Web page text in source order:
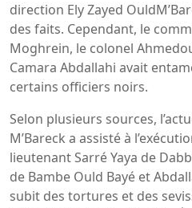
direction Ely Zayed
des faits. Cependant, le
Moghrein, le colonel
Camara Abdallahi avait
certains officiers noirs.
Selon plusieurs sources,
M’Bareck a assisté à
lieutenant Sarré Yaya de
de Bambe Ould Bayé et
subit des tortures et des